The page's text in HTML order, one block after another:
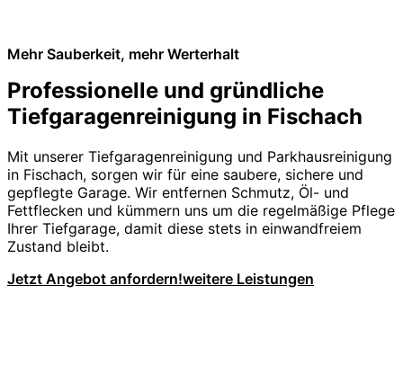
Mehr Sauberkeit, mehr Werterhalt
Professionelle und gründliche
Tiefgaragenreinigung in Fischach
Mit unserer Tiefgaragenreinigung und Parkhausreinigung
in Fischach, sorgen wir für eine saubere, sichere und
gepflegte Garage. Wir entfernen Schmutz, Öl- und
Fettflecken und kümmern uns um die regelmäßige Pflege
Ihrer Tiefgarage, damit diese stets in einwandfreiem
Zustand bleibt.
Jetzt Angebot anfordern!weitere Leistungen